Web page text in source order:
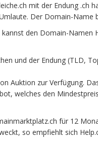
mit der Endung .ch
Der Domain-
den Domain-
und der Endung (TLD,
Auktion zur Verfügung.
welches den
für 12
so empfiehlt sich